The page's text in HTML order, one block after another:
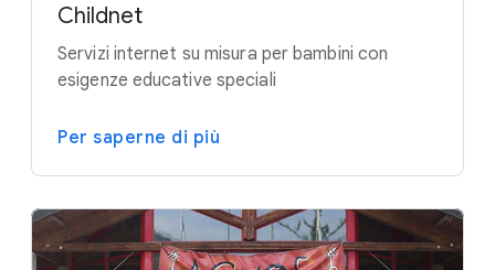
Childnet
Servizi internet su misura per bambini con
esigenze educative speciali
Per saperne di più